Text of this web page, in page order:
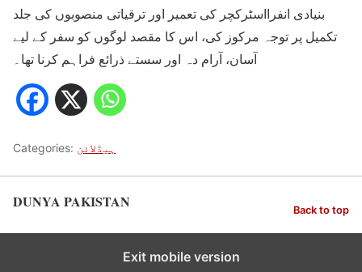
بنیادی انفرااسٹرکچر کی تعمیر اور ترقیاتی منصوبوں کی جلد
تکمیل پر توجہ مرکوز کی، اس کا مقصد لوگوں کو سفر کے لیے
آسان، آرام دہ اور سستے ذرائع فراہم کرنا تھا۔
Categories: ہیڈلائن
DUNYA PAKISTAN Back to top
Exit mobile version